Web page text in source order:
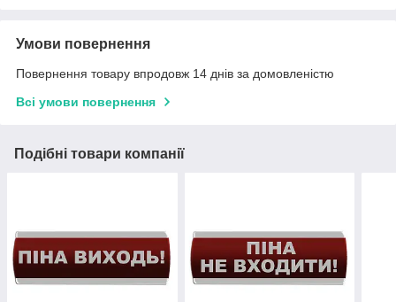
Умови повернення
Повернення товару впродовж 14 днів за домовленістю
Всі умови повернення
Подібні товари компанії